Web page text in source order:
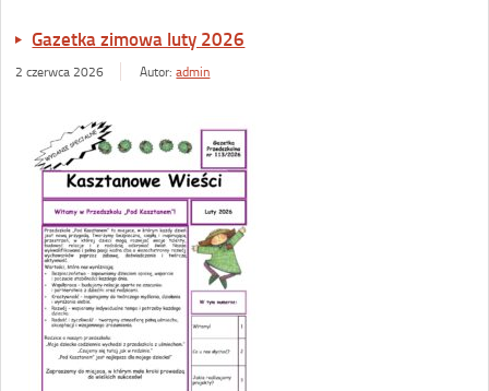
Gazetka zimowa luty 2026
2 czerwca 2026 Autor:admin